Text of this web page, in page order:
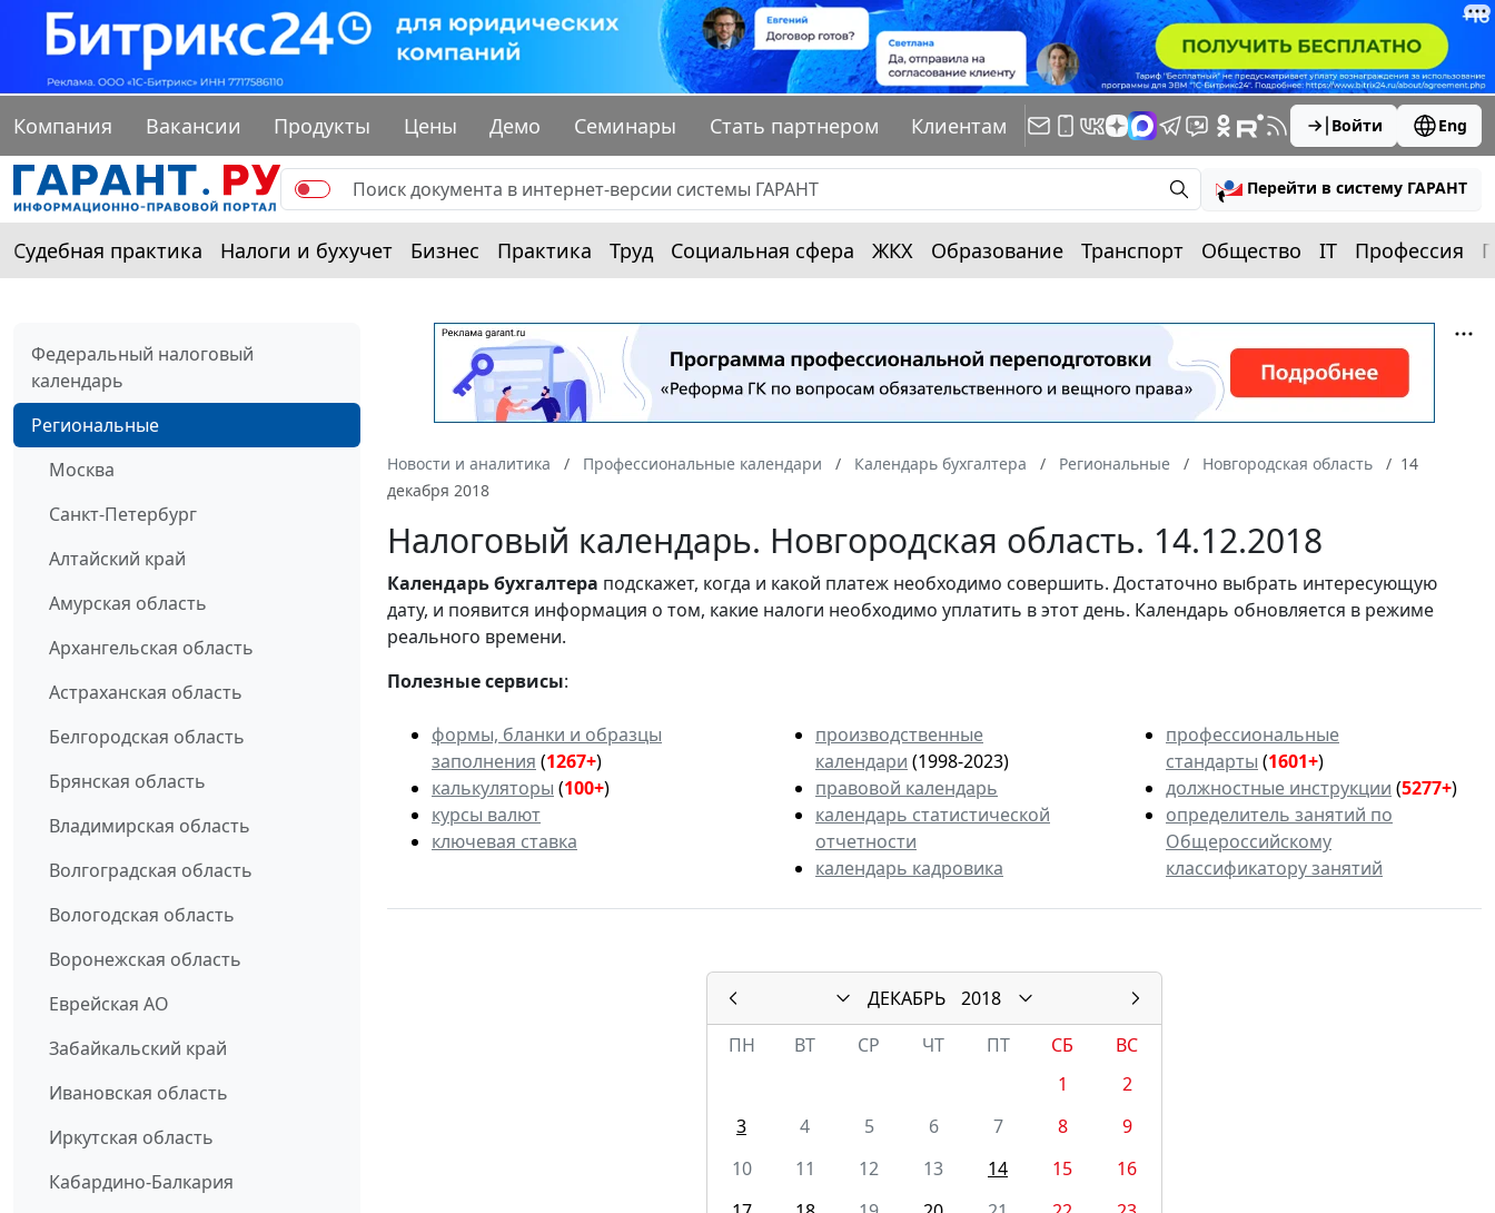
Компания Вакансии Продукты Цены Демо Семинары Стать партнером Клиентам Войти Eng
Перейти в систему ГАРАНТ
Судебная практика Налоги и бухучет Бизнес Практика Труд Социальная сфера ЖКХ Образование Транспорт Общество IT Профессия
Федеральный налоговый
календарь
Региональные
Москва
Санкт-Петербург
Алтайский край
Амурская область
Архангельская область
Астраханская область
Белгородская область
Брянская область
Владимирская область
Волгоградская область
Вологодская область
Воронежская область
Еврейская АО
Забайкальский край
Ивановская область
Иркутская область
Кабардино-Балкария
Новости и аналитика Профессиональные календари Календарь бухгалтера Региональные Новгородская область
14
декабря 2018
Налоговый календарь. Новгородская область. 14.12.2018
Календарьбухгалтера подскажет, когда и какой платеж необходимо совершить. Достаточно выбрать интересующую
дату, и появится информация о том, какие налоги необходимо уплатить в этот день. Календарь обновляется в режиме
реального времени.
Полезные сервисы:
формы, бланки и образцы
заполнения (1267+)
калькуляторы (100+)
курсы валют
ключевая ставка
производственные
календари (1998-2023)
правовой календарь
календарь статистической
отчетности
календарь кадровика
профессиональные
стандарты (1601+)
должностные инструкции (5277+)
определитель занятий по
Общероссийскому
классификатору занятий
ДЕКАБРЬ
2018
ПН
ВТ СР ЧТ ПТ СБ
ВС
1
2
3
4 5 6 7 8
9
10
11 12 13 14 15
16